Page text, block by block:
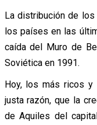
La distribución de
los países en las
caída del Muro de
Soviética en 1991.
Hoy, los más ricos y
justa razón, que la
de Aquiles del